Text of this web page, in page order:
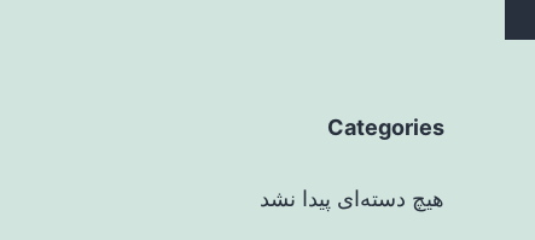
Categories
هیچ دسته‌ای پیدا نشد